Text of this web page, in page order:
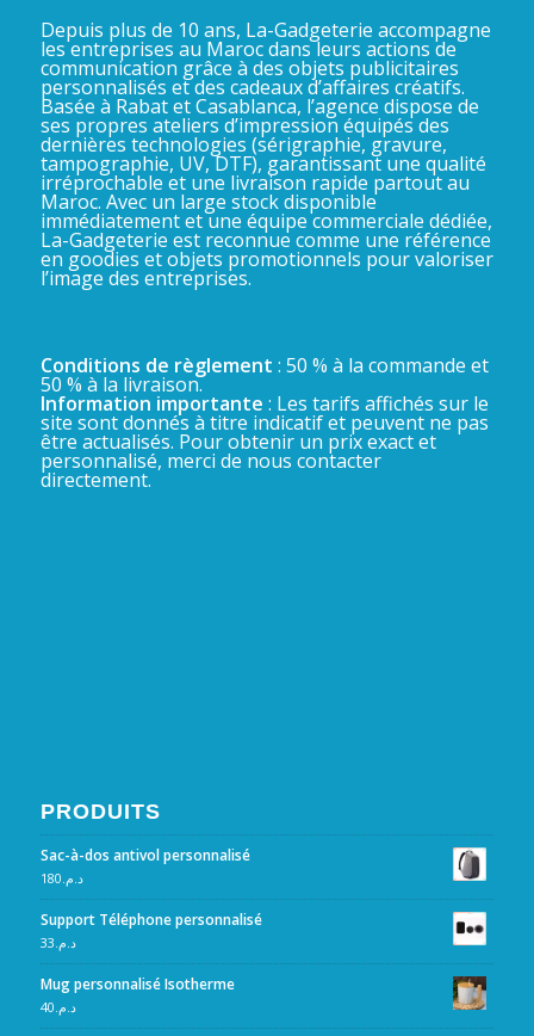
Depuis plus de 10 ans, La-Gadgeterie accompagne
les entreprises au Maroc dans leurs actions de
communication grâce à des objets publicitaires
personnalisés et des cadeaux d’affaires créatifs.
Basée à Rabat et Casablanca, l’agence dispose de
ses propres ateliers d’impression équipés des
dernières technologies (sérigraphie, gravure,
tampographie, UV, DTF), garantissant une qualité
irréprochable et une livraison rapide partout au
Maroc. Avec un large stock disponible
immédiatement et une équipe commerciale dédiée,
La-Gadgeterie est reconnue comme une référence
en goodies et objets promotionnels pour valoriser
l’image des entreprises.
Conditions de règlement : 50 % à la commande et
50 % à la livraison.
Information importante : Les tarifs affichés sur le
site sont donnés à titre indicatif et peuvent ne pas
être actualisés. Pour obtenir un prix exact et
personnalisé, merci de nous contacter
directement.
PRODUITS
Sac-à-dos antivol personnalisé
د.م. 180
Support Téléphone personnalisé
د.م. 33
Mug personnalisé Isotherme
د.م. 40